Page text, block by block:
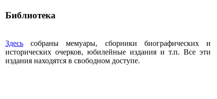
Библиотека
Здесь собраны мемуары, сборники биографических и
исторических очерков, юбилейные издания и т.п. Все эти
издания находятся в свободном доступе.